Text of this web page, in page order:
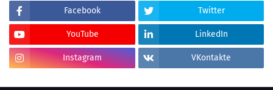
Facebook Twitter
YouTube LinkedIn
Instagram VKontakte